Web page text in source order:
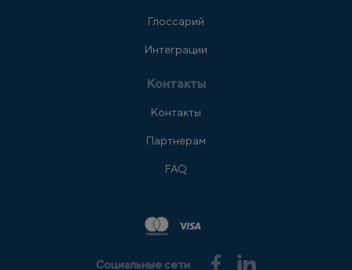
Глоссарий
Интеграции
Контакты
Контакты
Партнерам
FAQ
Социальные сети